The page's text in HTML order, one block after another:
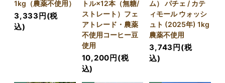
1kg（農薬不使用）
3,333円(税
込)
トル×12本（無糖/
ストレート）フェ
アトレード・農薬
不使用コーヒー豆
使用
10,200円(税
込)
ム） パチェ / カテ
ィモール ウォッシ
ュト (2025年) 1kg
農薬不使用
3,743円(税
込)